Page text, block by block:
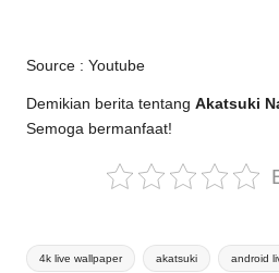
Source : Youtube
Demikian berita tentang Akatsuki
Semoga bermanfaat!
Tags:
4k live wallpaper akatsuki android